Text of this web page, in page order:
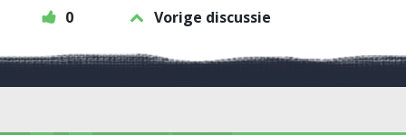
0 Vorige discussie